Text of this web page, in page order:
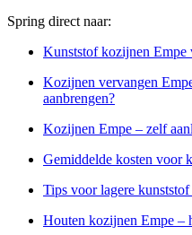
Spring direct naar:
Kunststof kozijnen
Kozijnen vervangen
aanbrengen?
Kozijnen Empe – zelf
Gemiddelde kosten voor
Tips voor lagere
Houten kozijnen Empe –